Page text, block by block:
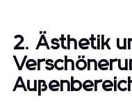
2. Ästhetik